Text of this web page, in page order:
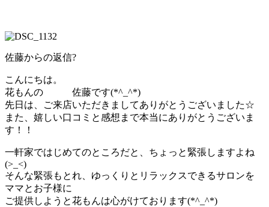
佐藤からの返信?
こんにちは。
花もんの 佐藤です(*^_^*)
先日は、ご来店いただきましてありがとうございました☆
また、嬉しい口コミと感想まで本当にありがとうございま
す！！
一軒家ではじめてのところだと、ちょっと緊張しますよね
(>_<)
そんな緊張もとれ、ゆっくりとリラックスできるサロンを
ママとお子様に
ご提供しようと花もんは心がけております(*^_^*)